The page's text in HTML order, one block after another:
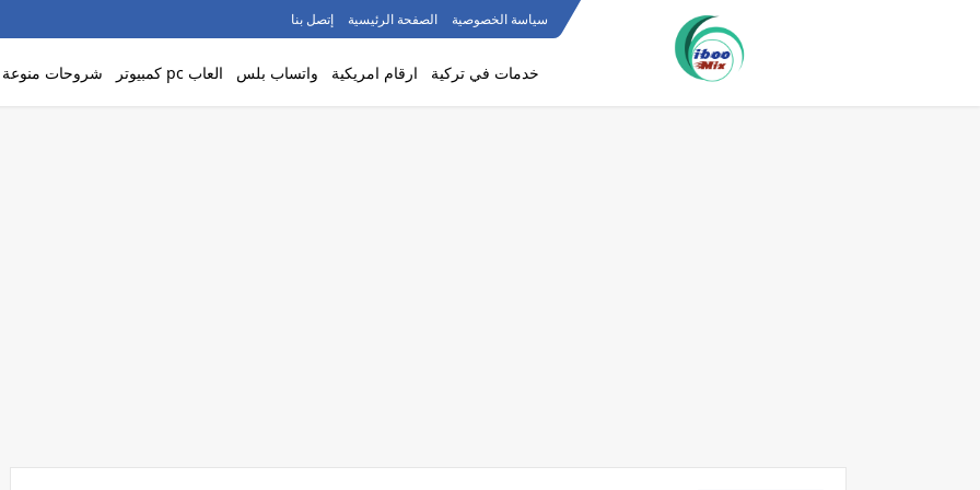
سياسة الخصوصية الصفحة الرئيسية إتصل بنا
خدمات في تركية ارقام امريكية واتساب بلس العاب pc كمبيوتر شروحات منوعة